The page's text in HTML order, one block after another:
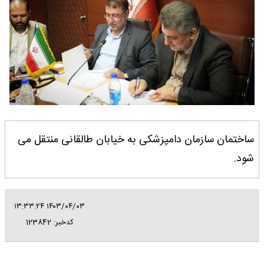
ساختمان سازمان دامپزشکی به خیابان طالقانی منتقل می
شود.
۱۴۰۳/۰۴/۰۳ ۱۳:۳۳:۲۴
کدخبر: 123842